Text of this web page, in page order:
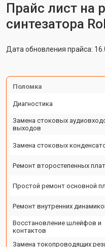
Прайс лист на
синтезатора
Дата обновления прайса:
Поломка
Диагностика
Замена стоковых
выходов
Замена стоковых
Ремонт второстепенных плат
Простой ремонт основной
Ремонт внутренних
Восстановление шлейфов и
контактов
Замена токопроводящих